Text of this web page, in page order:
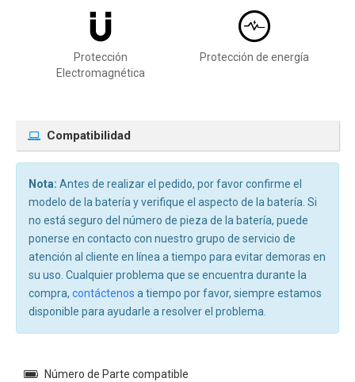
Protección
Electromagnética
Protección de energía
Compatibilidad
Nota: Antes de realizar el pedido, por favor confirme el
modelo de la batería y verifique el aspecto de la batería. Si
no está seguro del número de pieza de la batería, puede
ponerse en contacto con nuestro grupo de servicio de
atención al cliente en línea a tiempo para evitar demoras en
su uso. Cualquier problema que se encuentra durante la
compra, contáctenos a tiempo por favor, siempre estamos
disponible para ayudarle a resolver el problema.
Número de Parte compatible